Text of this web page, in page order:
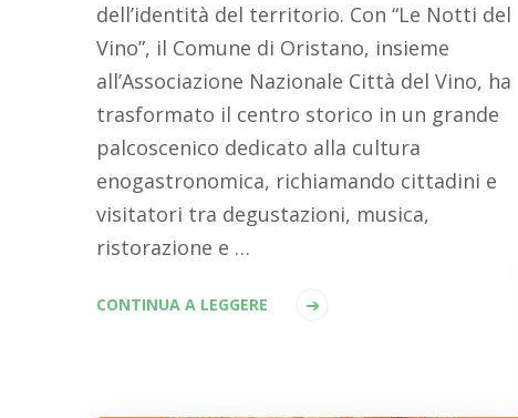
dell’identità del territorio. Con “Le Notti del
Vino”, il Comune di Oristano, insieme
all’Associazione Nazionale Città del Vino, ha
trasformato il centro storico in un grande
palcoscenico dedicato alla cultura
enogastronomica, richiamando cittadini e
visitatori tra degustazioni, musica,
ristorazione e …
CONTINUA A LEGGERE